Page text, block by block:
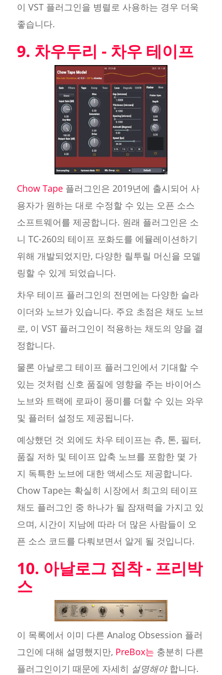
이 VST 플러그인을 병렬로 사용하는 경우 더욱
좋습니다.
9. 차우두리 - 차우 테이프
Chow Tape플러그인은 2019년에 출시되어 사
용자가 원하는 대로 수정할 수 있는 오픈 소스
소프트웨어를 제공합니다. 원래 플러그인은 소
니 TC-260의 테이프 포화도를 에뮬레이션하기
위해 개발되었지만, 다양한 릴투릴 머신을 모델
링할 수 있게 되었습니다.
차우 테이프 플러그인의 전면에는 다양한 슬라
이더와 노브가 있습니다. 주요 초점은 채도 노브
로, 이 VST 플러그인이 적용하는 채도의 양을 결
정합니다.
물론 아날로그 테이프 플러그인에서 기대할 수
있는 것처럼 신호 품질에 영향을 주는 바이어스
노브와 트랙에 로파이 풍미를 더할 수 있는 와우
및 플러터 설정도 제공됩니다.
예상했던 것 외에도 차우 테이프는 츄, 톤, 필터,
품질 저하 및 테이프 압축 노브를 포함한 몇 가
지 독특한 노브에 대한 액세스도 제공합니다.
Chow Tape는 확실히 시장에서 최고의 테이프
채도 플러그인 중 하나가 될 잠재력을 가지고 있
으며, 시간이 지남에 따라 더 많은 사람들이 오
픈 소스 코드를 다뤄보면서 알게 될 것입니다.
10. 아날로그 집착 - 프리박
스
이 목록에서 이미 다른 Analog Obsession 플러
그인에 대해 설명했지만, PreBox는 충분히 다른
플러그인이기 때문에 자세히 설명해야합니다.